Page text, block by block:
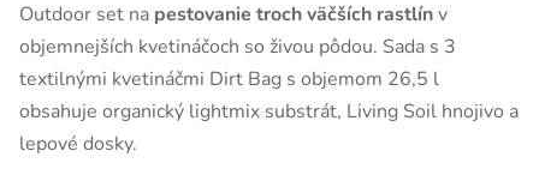
Outdoor set na pestovanie troch väčších rastlínv
objemnejších kvetináčoch so živou pôdou. Sada s 3
textilnými kvetináčmi Dirt Bag s objemom 26,5 l
obsahuje organický lightmix substrát, Living Soil hnojivo a
lepové dosky.